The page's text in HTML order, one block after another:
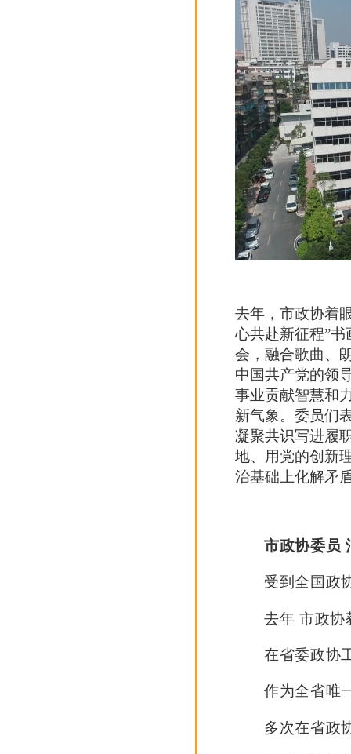
去年，市政协着
心共赴新征程”
会，融合歌曲、
中国共产党的领
事业贡献智慧和
新气象。委员们
凝聚共识写进履
地、用党的创新
治基础上化解矛
市政协委员
受到全国政
去年 市政协
在省委政协
作为全省唯
多次在省政